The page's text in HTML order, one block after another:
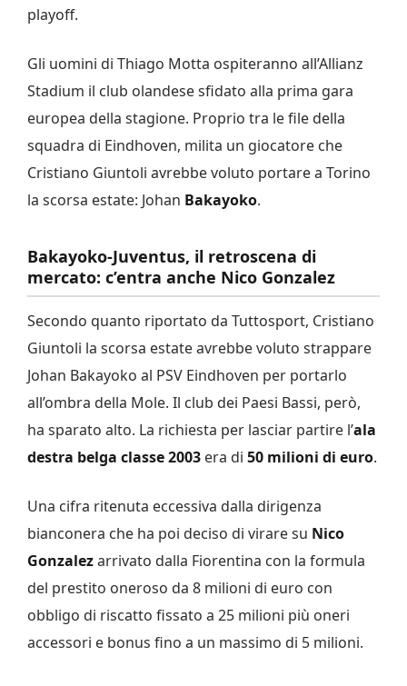
playoff.
Gli uomini di Thiago Motta ospiteranno all’Allianz
Stadium il club olandese sfidato alla prima gara
europea della stagione. Proprio tra le file della
squadra di Eindhoven, milita un giocatore che
Cristiano Giuntoli avrebbe voluto portare a Torino
la scorsa estate: Johan Bakayoko.
Bakayoko-Juventus, il retroscena di
mercato: c’entra anche Nico Gonzalez
Secondo quanto riportato da Tuttosport, Cristiano
Giuntoli la scorsa estate avrebbe voluto strappare
Johan Bakayoko al PSV Eindhoven per portarlo
all’ombra della Mole. Il club dei Paesi Bassi, però,
ha sparato alto. La richiesta per lasciar partire l’ala
destra belga classe 2003 era di 50 milioni di euro.
Una cifra ritenuta eccessiva dalla dirigenza
bianconera che ha poi deciso di virare su Nico
Gonzalezarrivato dalla Fiorentina con la formula
del prestito oneroso da 8 milioni di euro con
obbligo di riscatto fissato a 25 milioni più oneri
accessori e bonus fino a un massimo di 5 milioni.